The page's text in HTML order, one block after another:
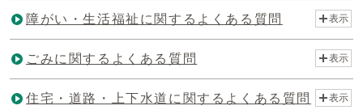
障がい・生活福祉に関するよくある質問 表示
ごみに関するよくある質問 表示
住宅・道路・上下水道に関するよくある質問 表示